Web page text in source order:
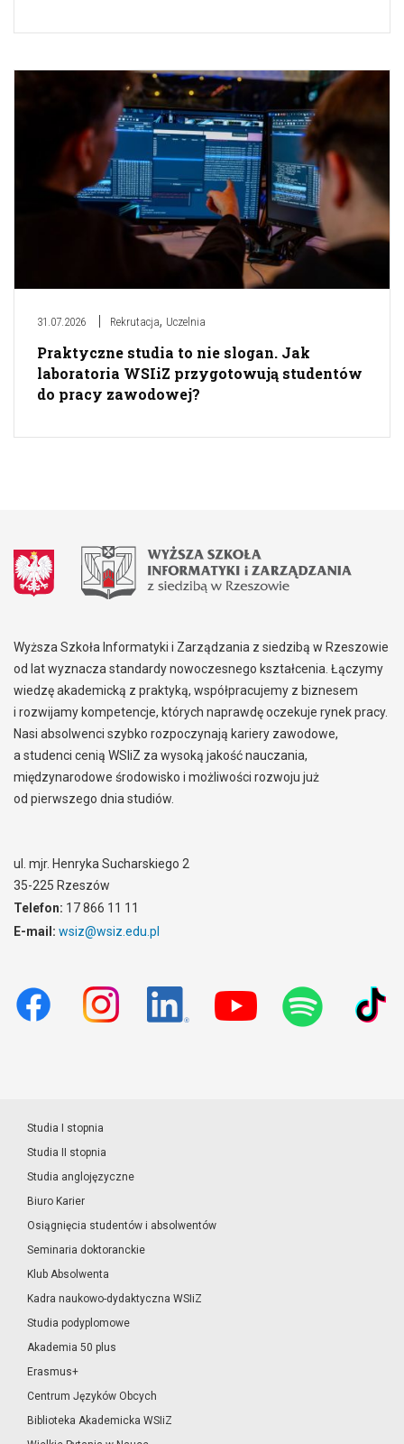
31.07.2026 Rekrutacja, Uczelnia
Praktyczne studia to nie slogan. Jak
laboratoria WSIiZ przygotowują studentów
do pracy zawodowej?
Wyższa Szkoła Informatyki i Zarządzania z siedzibą w Rzeszowie
od lat wyznacza standardy nowoczesnego kształcenia. Łączymy
wiedzę akademicką z praktyką, współpracujemy z biznesem
i rozwijamy kompetencje, których naprawdę oczekuje rynek pracy.
Nasi absolwenci szybko rozpoczynają kariery zawodowe,
a studenci cenią WSIiZ za wysoką jakość nauczania,
międzynarodowe środowisko i możliwości rozwoju już
od pierwszego dnia studiów.
ul. mjr. Henryka Sucharskiego 2
35-225 Rzeszów
Telefon: 17 866 11 11
E-mail: wsiz@wsiz.edu.pl
Studia I stopnia
Studia II stopnia
Studia anglojęzyczne
Biuro Karier
Osiągnięcia studentów i absolwentów
Seminaria doktoranckie
Klub Absolwenta
Kadra naukowo-dydaktyczna WSIiZ
Studia podyplomowe
Akademia 50 plus
Erasmus+
Centrum Języków Obcych
Biblioteka Akademicka WSIiZ